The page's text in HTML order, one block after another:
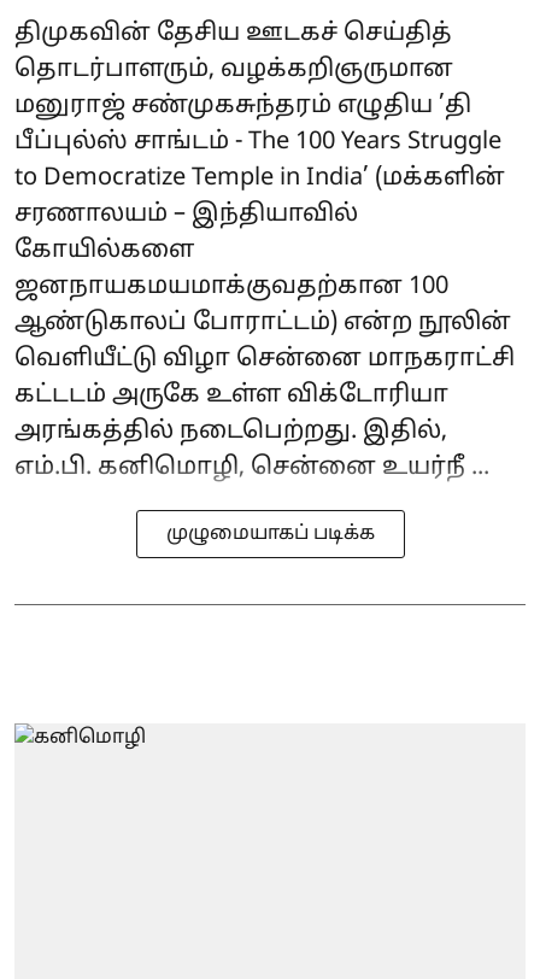
திமுகவின் தேசிய ஊடகச் செய்தித்
தொடர்பாளரும், வழக்கறிஞருமான
மனுராஜ் சண்முகசுந்தரம் எழுதிய ’தி
பீப்புல்ஸ் சாங்டம் - The 100 Years Struggle
to Democratize Temple in India’ (மக்களின்
சரணாலயம் – இந்தியாவில்
கோயில்களை
ஜனநாயகமயமாக்குவதற்கான 100
ஆண்டுகாலப் போராட்டம்) என்ற நூலின்
வெளியீட்டு விழா சென்னை மாநகராட்சி
கட்டடம் அருகே உள்ள விக்டோரியா
அரங்கத்தில் நடைபெற்றது. இதில்,
எம்.பி. கனிமொழி, சென்னை உயர்நீ ...
முழுமையாகப் படிக்க